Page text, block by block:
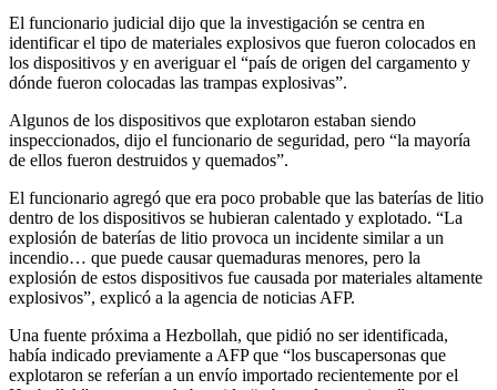
El funcionario judicial dijo que la investigación se centra en
identificar el tipo de materiales explosivos que fueron colocados en
los dispositivos y en averiguar el “país de origen del cargamento y
dónde fueron colocadas las trampas explosivas”.
Algunos de los dispositivos que explotaron estaban siendo
inspeccionados, dijo el funcionario de seguridad, pero “la mayoría
de ellos fueron destruidos y quemados”.
El funcionario agregó que era poco probable que las baterías de litio
dentro de los dispositivos se hubieran calentado y explotado. “La
explosión de baterías de litio provoca un incidente similar a un
incendio… que puede causar quemaduras menores, pero la
explosión de estos dispositivos fue causada por materiales altamente
explosivos”, explicó a la agencia de noticias AFP.
Una fuente próxima a Hezbollah, que pidió no ser identificada,
había indicado previamente a AFP que “los buscapersonas que
explotaron se referían a un envío importado recientemente por el